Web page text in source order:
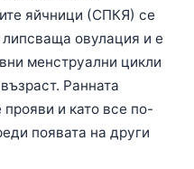
яйчници (СПКЯ) се
овулация и е
менструални цикли
Ранната
и като все по-
появата на други